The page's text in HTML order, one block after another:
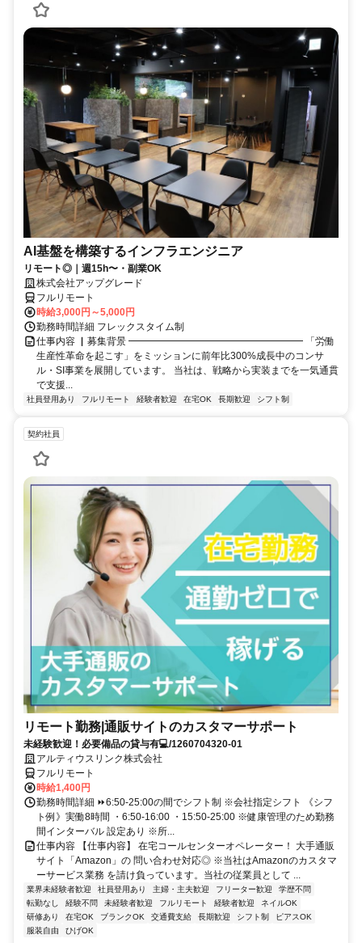
AI基盤を構築するインフラエンジニア
リモート◎｜週15h〜・副業OK
株式会社アップグレード
フルリモート
時給3,000円～5,000円
勤務時間詳細 フレックスタイム制
仕事内容 ▏募集背景 ━━━━━━━━━━━━━━━━━━ 「労働
生産性革命を起こす」をミッションに前年比300%成長中のコンサ
ル・SI事業を展開しています。 当社は、戦略から実装までを一気通貫
で支援...
社員登用あり フルリモート 経験者歓迎 在宅OK 長期歓迎 シフト制
契約社員
リモート勤務|通販サイトのカスタマーサポート
未経験歓迎！必要備品の貸与有💻/1260704320-01
アルティウスリンク株式会社
フルリモート
時給1,400円
勤務時間詳細 ⏩6:50-25:00の間でシフト制 ※会社指定シフト 《シフ
ト例》実働8時間 ・6:50-16:00 ・15:50-25:00 ※健康管理のため勤務
間インターバル 設定あり ※所...
仕事内容 【仕事内容】 在宅コールセンターオペレーター！ 大手通販
サイト「Amazon」の 問い合わせ対応◎ ※当社はAmazonのカスタマ
ーサービス業務 を請け負っています。当社の従業員として ...
業界未経験者歓迎 社員登用あり 主婦・主夫歓迎 フリーター歓迎
学歴不問
転勤なし
経験不問 未経験者歓迎 フルリモート 経験者歓迎
ネイルOK
研修あり
在宅OK ブランクOK 交通費支給 長期歓迎 シフト制
ピアスOK
服装自由
ひげOK